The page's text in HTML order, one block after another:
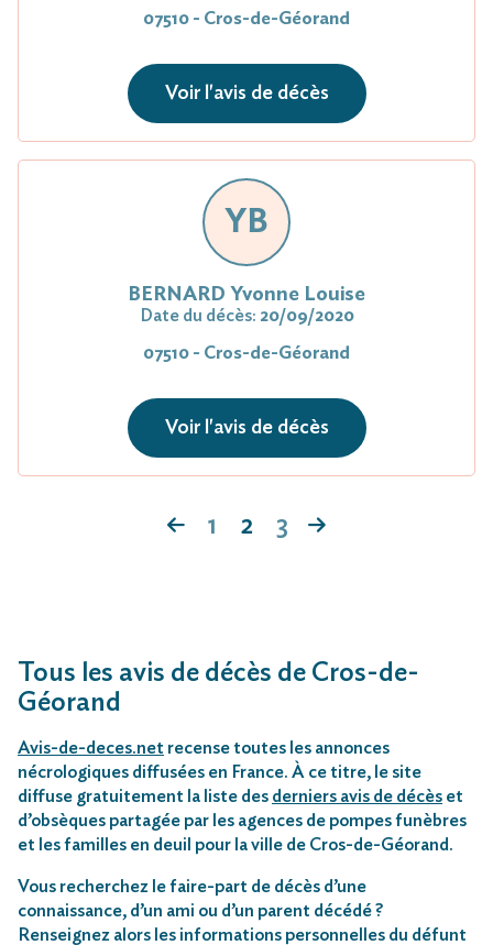
07510 - Cros-de-Géorand
Voir l'avis de décès
YB
BERNARD Yvonne Louise
Date du décès: 20/09/2020
07510 - Cros-de-Géorand
Voir l'avis de décès
1 2 3
Tous les avis de décès de Cros-de-
Géorand
Avis-de-deces.net recense toutes les annonces
nécrologiques diffusées en France. À ce titre, le site
diffuse gratuitement la liste des derniers avis de décès et
d’obsèques partagée par les agences de pompes funèbres
et les familles en deuil pour la ville de Cros-de-Géorand.
Vous recherchez le faire-part de décès d’une
connaissance, d’un ami ou d’un parent décédé ?
Renseignez alors les informations personnelles du défunt